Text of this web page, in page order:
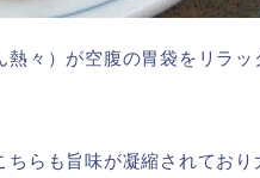
々）が空腹の胃袋をリラッ
らも旨味が凝縮されており